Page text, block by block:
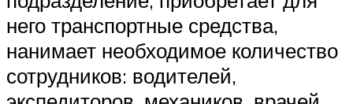
него транспортные средства,
нанимает необходимое количество
сотрудников: водителей,